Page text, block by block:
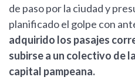
de paso por la ciudad y
planificado el golpe con
adquirido los pasajes
subirse a un colectivo de
capital pampeana.